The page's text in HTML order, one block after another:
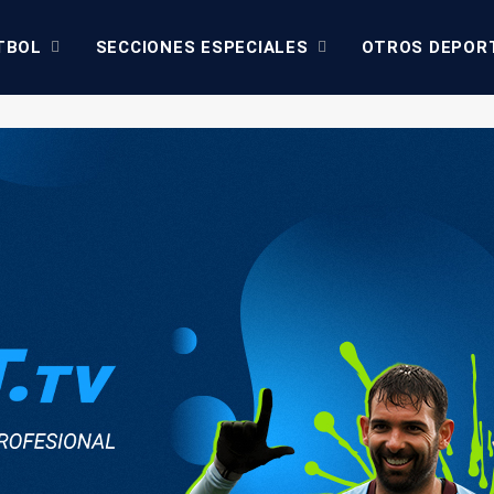
SECCIONES ESPECIALES OTROS